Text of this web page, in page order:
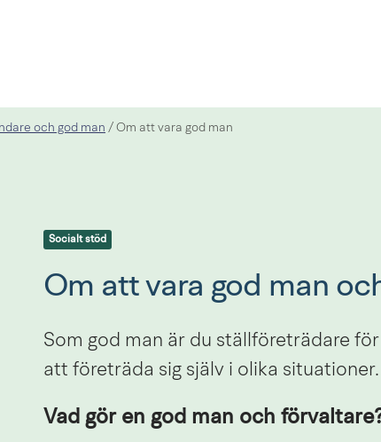
och god man / Om att vara god man
Socialt stöd
Om att vara god man
Som god man är du ställföreträdare
att företräda sig själv i olika situationer.
Vad gör en god man och